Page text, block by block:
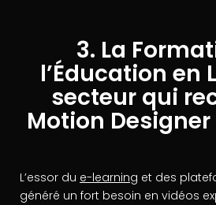
3. La
l’Éducation en
secteur qui
Motion
L’essor du e-learning et des
généré un fort besoin en vidéos